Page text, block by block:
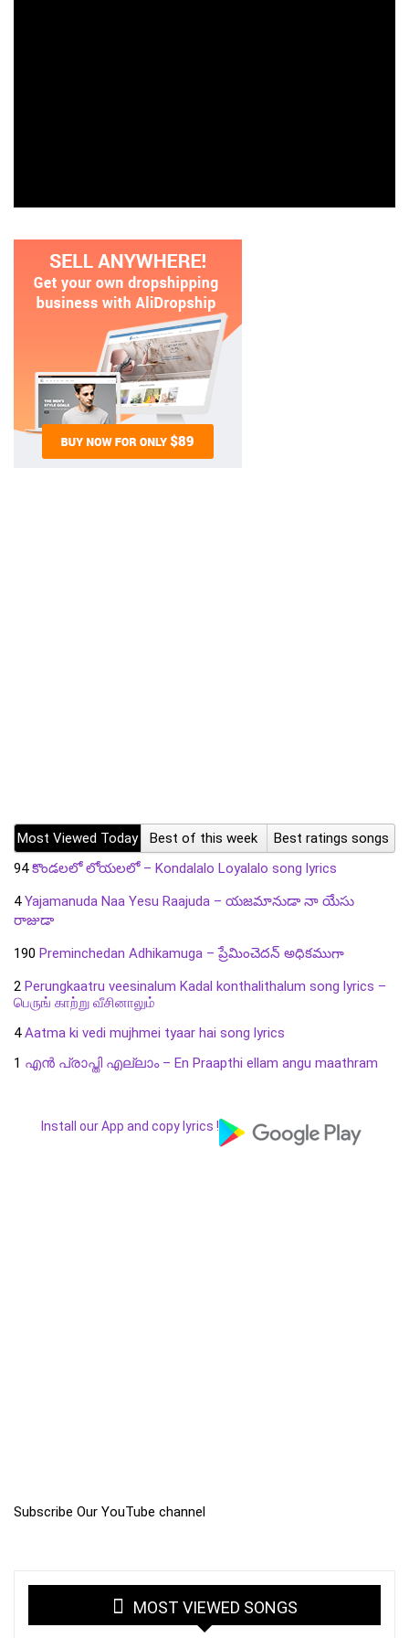
Most Viewed Today Best of this week
Best ratings songs
94 కొండలలో లోయలలో – Kondalalo Loyalalo song lyrics
4 Yajamanuda Naa Yesu Raajuda – యజమానుడా నా యేసు
రాజుడా
190 Preminchedan Adhikamuga – ప్రేమించెదన్ అధికముగా
2 Perungkaatru veesinalum Kadal konthalithalum song lyrics –
பெருங் காற்று வீசினாலும்
4 Aatma ki vedi mujhmei tyaar hai song lyrics
1 എൻ പ്രാപ്തി എല്ലാം – En Praapthi ellam angu maathram
Install our App and copy lyrics !
Subscribe Our YouTube channel
MOST VIEWED SONGS